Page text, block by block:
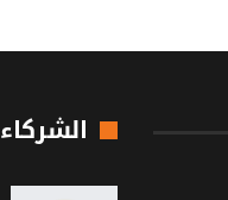
الشركاء